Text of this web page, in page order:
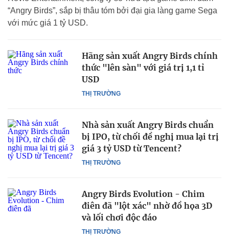
“Angry Birds”, sắp bị thâu tóm bởi đại gia làng game Sega
với mức giá 1 tỷ USD.
THỊ TRƯỜNG
Hãng sản xuất Angry Birds chính
thức "lên sàn" với giá trị 1,1 tỉ
USD
THỊ TRƯỜNG
Nhà sản xuất Angry Birds chuẩn
bị IPO, từ chối đề nghị mua lại trị
giá 3 tỷ USD từ Tencent?
THỊ TRƯỜNG
Angry Birds Evolution - Chim
điên đã "lột xác" nhờ đồ họa 3D
và lối chơi độc đáo